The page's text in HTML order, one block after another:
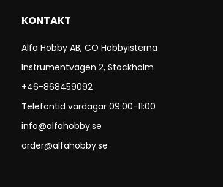
KONTAKT
Alfa Hobby AB, CO Hobbyisterna
Instrumentvägen 2, Stockholm
+46-868459092
Telefontid vardagar 09:00-11:00
info@alfahobby.se
order@alfahobby.se